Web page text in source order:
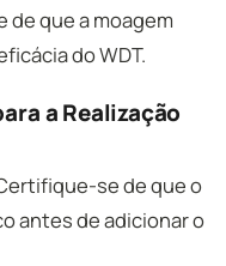
que a moagem
do WDT.
a Realização
se de que o
antes de adicionar o